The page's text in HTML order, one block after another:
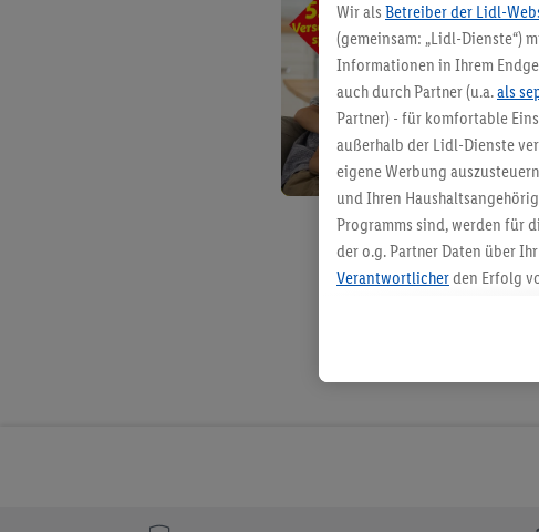
Wir als Betreiber der Lidl-
(gemeinsam: „Lidl-Dienste“)
Informationen in Ihrem
auch durch Partner (u.a.als
Partner) - für komfortable
außerhalb der Lidl-Dienste
eigene Werbung
und Ihren
Programms sind, werden für
der o.g. Partner Daten über
Verantwortlicherden Erfolg
angereicherten Profilen.
Kaufverhalten in den Lidl-
genauen Standortdaten)
Erfolgsmessung der
Sicherung und Optimierung